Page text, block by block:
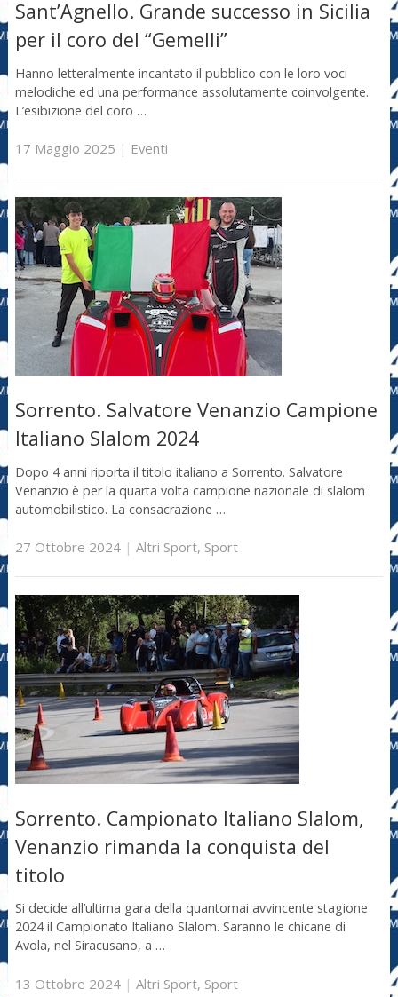
Sant’Agnello. Grande successo in Sicilia
per il coro del “Gemelli”
Hanno letteralmente incantato il pubblico con le loro voci
melodiche ed una performance assolutamente coinvolgente.
L’esibizione del coro …
17 Maggio 2025 | Eventi
Sorrento. Salvatore Venanzio Campione
Italiano Slalom 2024
Dopo 4 anni riporta il titolo italiano a Sorrento. Salvatore
Venanzio è per la quarta volta campione nazionale di slalom
automobilistico. La consacrazione …
27 Ottobre 2024| Altri Sport, Sport
Sorrento. Campionato Italiano Slalom,
Venanzio rimanda la conquista del
titolo
Si decide all’ultima gara della quantomai avvincente stagione
2024 il Campionato Italiano Slalom. Saranno le chicane di
Avola, nel Siracusano, a …
13 Ottobre 2024| Altri Sport, Sport